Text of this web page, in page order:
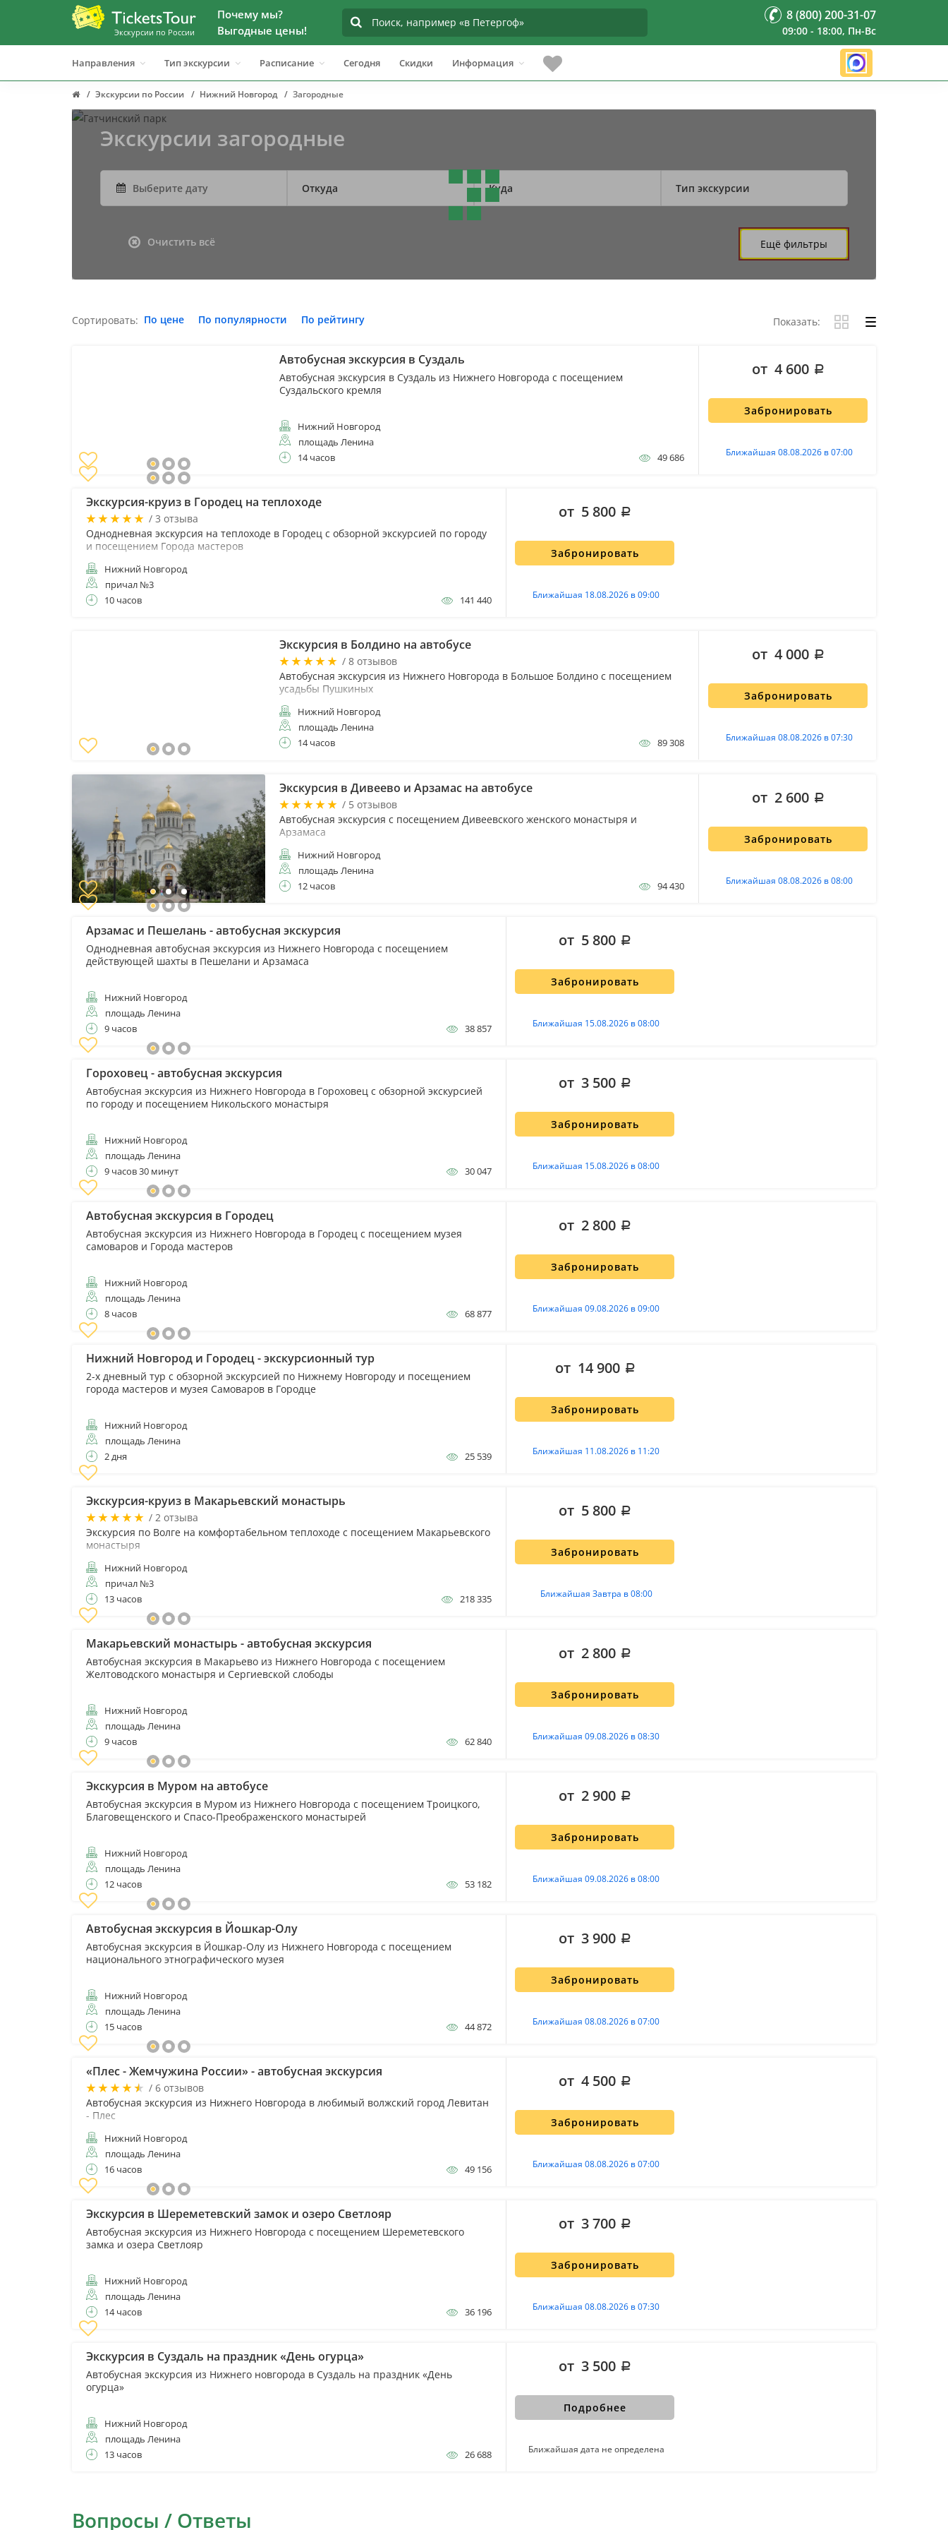
Экскурсии по России
Почему мы?
Выгодные цены!
8 (800) 200-31-07
09:00 - 18:00, Пн-Вс
Направления Тип экскурсии Расписание Сегодня Скидки Информация
Экскурсии по России Нижний Новгород Загородные
Экскурсии загородные
Откуда Куда Тип экскурсии
Очистить всё Ещё фильтры
Сортировать: По цене По популярности По рейтингу Показать:
Автобусная экскурсия в Суздаль
Автобусная экскурсия в Суздаль из Нижнего Новгорода с посещением
Суздальского кремля
Нижний Новгород
площадь Ленина
14 часов
49 686
Забронировать
Ближайшая 08.08.2026 в 07:00
от 4 600
Экскурсия-круиз в Городец на теплоходе
/ 3 отзыва
Однодневная экскурсия на теплоходе в Городец с обзорной экскурсией по городу
и посещением Города мастеров
Нижний Новгород
причал №3
10 часов
141 440
Забронировать
Ближайшая 18.08.2026 в 09:00
от 5 800
Экскурсия в Болдино на автобусе
/ 8 отзывов
Автобусная экскурсия из Нижнего Новгорода в Большое Болдино с посещением
усадьбы Пушкиных
Нижний Новгород
площадь Ленина
14 часов
89 308
Забронировать
Ближайшая 08.08.2026 в 07:30
от 4 000
Экскурсия в Дивеево и Арзамас на автобусе
/ 5 отзывов
Автобусная экскурсия с посещением Дивеевского женского монастыря и
Арзамаса
Нижний Новгород
площадь Ленина
12 часов
94 430
Забронировать
Ближайшая 08.08.2026 в 08:00
от 2 600
Арзамас и Пешелань - автобусная экскурсия
Однодневная автобусная экскурсия из Нижнего Новгорода с посещением
действующей шахты в Пешелани и Арзамаса
Нижний Новгород
площадь Ленина
9 часов
38 857
Забронировать
Ближайшая 15.08.2026 в 08:00
от 5 800
Гороховец - автобусная экскурсия
Автобусная экскурсия из Нижнего Новгорода в Гороховец с обзорной экскурсией
по городу и посещением Никольского монастыря
Нижний Новгород
площадь Ленина
9 часов 30 минут
30 047
Забронировать
Ближайшая 15.08.2026 в 08:00
от 3 500
Автобусная экскурсия в Городец
Автобусная экскурсия из Нижнего Новгорода в Городец с посещением музея
самоваров и Города мастеров
Нижний Новгород
площадь Ленина
8 часов
68 877
Забронировать
Ближайшая 09.08.2026 в 09:00
от 2 800
Нижний Новгород и Городец - экскурсионный тур
2-х дневный тур с обзорной экскурсией по Нижнему Новгороду и посещением
города мастеров и музея Самоваров в Городце
Нижний Новгород
площадь Ленина
2 дня
25 539
Забронировать
Ближайшая 11.08.2026 в 11:20
от 14 900
Экскурсия-круиз в Макарьевский монастырь
/ 2 отзыва
Экскурсия по Волге на комфортабельном теплоходе с посещением Макарьевского
монастыря
Нижний Новгород
причал №3
13 часов
218 335
Забронировать
Ближайшая Завтра в 08:00
от 5 800
Макарьевский монастырь - автобусная экскурсия
Автобусная экскурсия в Макарьево из Нижнего Новгорода с посещением
Желтоводского монастыря и Сергиевской слободы
Нижний Новгород
площадь Ленина
9 часов
62 840
Забронировать
Ближайшая 09.08.2026 в 08:30
от 2 800
Экскурсия в Муром на автобусе
Автобусная экскурсия в Муром из Нижнего Новгорода с посещением Троицкого,
Благовещенского и Спасо-Преображенского монастырей
Нижний Новгород
площадь Ленина
12 часов
53 182
Забронировать
Ближайшая 09.08.2026 в 08:00
от 2 900
Автобусная экскурсия в Йошкар-Олу
Автобусная экскурсия в Йошкар-Олу из Нижнего Новгорода с посещением
национального этнографического музея
Нижний Новгород
площадь Ленина
15 часов
44 872
Забронировать
Ближайшая 08.08.2026 в 07:00
от 3 900
«Плес - Жемчужина России» - автобусная экскурсия
/ 6 отзывов
Автобусная экскурсия из Нижнего Новгорода в любимый волжский город Левитан
- Плес
Нижний Новгород
площадь Ленина
16 часов
49 156
Забронировать
Ближайшая 08.08.2026 в 07:00
от 4 500
Экскурсия в Шереметевский замок и озеро Светлояр
Автобусная экскурсия из Нижнего Новгорода с посещением Шереметевского
замка и озера Светлояр
Нижний Новгород
площадь Ленина
14 часов
36 196
Забронировать
Ближайшая 08.08.2026 в 07:30
от 3 700
Экскурсия в Суздаль на праздник «День огурца»
Автобусная экскурсия из Нижнего новгорода в Суздаль на праздник «День
огурца»
Нижний Новгород
площадь Ленина
13 часов
26 688
Подробнее
Ближайшая дата не определена
от 3 500
Вопросы / Ответы